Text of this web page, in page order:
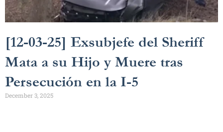
[12-03-25] Exsubjefe del Sheriff
Mata a su Hijo y Muere tras
Persecución en la I-5
December 3, 2025